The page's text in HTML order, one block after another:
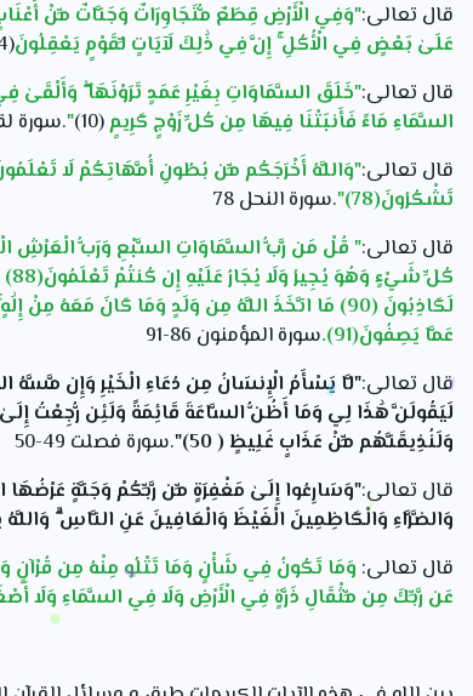
قال تعالى:"وَفِي الْأَرْضِ قِطَعٌ مُّتَجَاوِرَاتٌ وَجَنَّاتٌ مِّنْ
عَلَىٰ بَعْضٍ فِي الْأُكُلِ ۚ إِنَّ فِي ذَٰلِكَ لَآيَاتٍ لِّقَوْمٍ يَعْقِلُونَ(4)
قال تعالى:"خَلَقَ السَّمَاوَاتِ بِغَيْرِ عَمَدٍ تَرَوْنَهَا ۖ وَأَلْقَىٰ
السَّمَاءِ مَاءً فَأَنبَتْنَا فِيهَا مِن كُلِّ زَوْجٍ كَرِيمٍ(10)
".سورة
قال تعالى:"وَاللَّهُ أَخْرَجَكُم مِّن بُطُونِ أُمَّهَاتِكُمْ لَا
تَشْكُرُونَ(78)"
.سورة النحل 78
قال تعالى:
لَكَاذِبُونَ (90) مَا اتَّخَذَ اللَّهُ مِن وَلَدٍ وَمَا كَانَ
عَمَّا يَصِفُونَ(91).
سورة المؤمنون 86-91
قال تعالى:
لَيَقُولَنَّ هَٰذَا لِي وَمَا أَظُنُّ السَّاعَةَ قَائِمَةً وَلَئِن رُّجِعْتُ
وَلَنُذِيقَنَّهُم مِّنْ عَذَابٍ غَلِيظٍ ( 50)"
.سورة فصلت 49-50
قال تعالى:
وَالضَّرَّاءِ وَالْكَاظِمِينَ الْغَيْظَ وَالْعَافِينَ عَنِ النَّاسِ ۗ وَاللَّهُ
قال تعالى: وَمَا تَكُونُ فِي شَأْنٍ وَمَا تَتْلُو مِنْهُ مِن قُرْآنٍ
عَن رَّبِّكَ مِن مِّثْقَالِ ذَرَّةٍ فِي الْأَرْضِ وَلَا فِي السَّمَاءِ وَلَا